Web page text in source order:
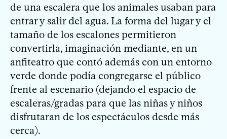
de una escalera que los animales usaban para
entrar y salir del agua. La forma del lugar y el
tamaño de los escalones permitieron
convertirla, imaginación mediante, en un
anfiteatro que contó además con un entorno
verde donde podía congregarse el público
frente al escenario (dejando el espacio de
escaleras/gradas para que las niñas y niños
disfrutaran de los espectáculos desde más
cerca).